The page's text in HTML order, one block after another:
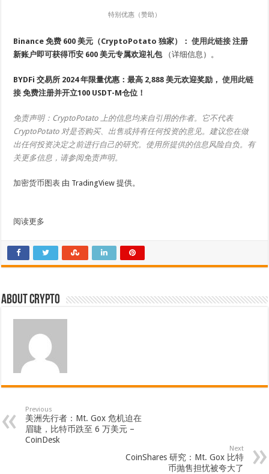
特别优惠（赞助）
Binance 免费 600 美元（CryptoPotato 独家）：使用此链接 注册
新账户即可获得币安 600 美元专属欢迎礼包（详细信息 ）。
BYDFi 交易所 2024 年限量优惠：最高 2,888 美元欢迎奖励，使用此链
接 免费注册并开立100 USDT-M仓位！
免责声明：CryptoPotato 上的信息均来自引用的作者。它不代表
CryptoPotato 对是否购买、出售或持有任何投资的意见。建议您在做
出任何投资决定之前进行自己的研究。使用所提供的信息风险自负。有
关更多信息，请参阅免责声明。
加密货币图表 由 TradingView 提供。
阅读更多
About crypto
Previous
美洲先行者：Mt. Gox 危机迫在
眉睫，比特币跌至 6 万美元 –
CoinDesk
Next
CoinShares 研究：Mt. Gox 比特
币抛售担忧被夸大了